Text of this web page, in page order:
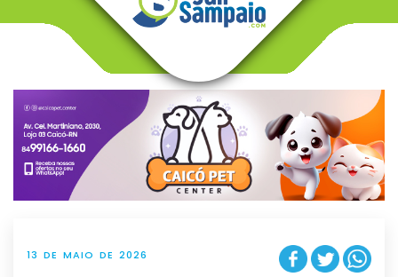
v
g
t
i
o
n
13 DE MAIO DE 2026